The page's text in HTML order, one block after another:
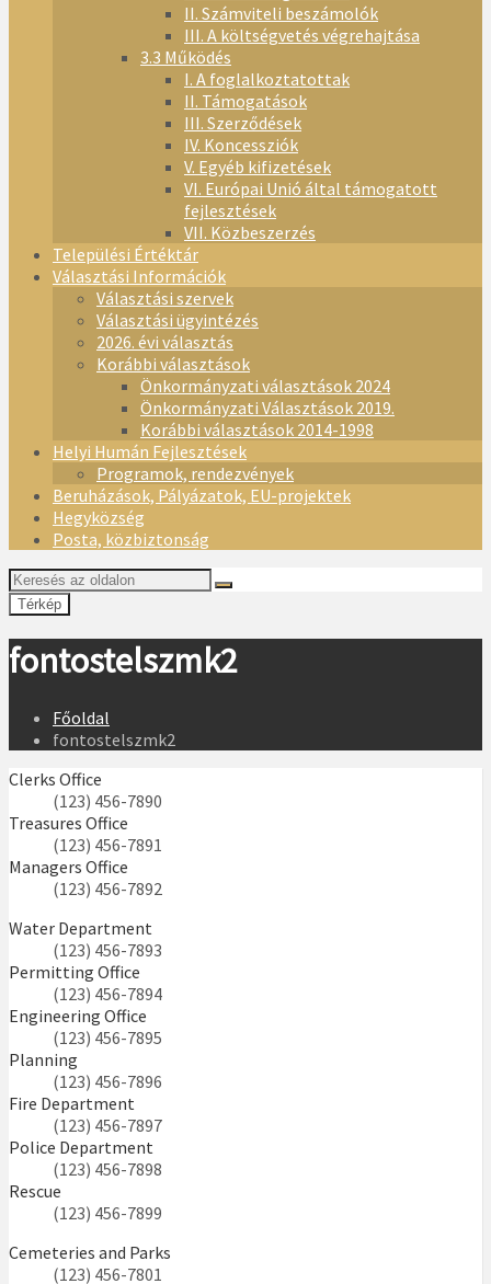
II. Számviteli beszámolók
III. A költségvetés végrehajtása
3.3 Működés
I. A foglalkoztatottak
II. Támogatások
III. Szerződések
IV. Koncessziók
V. Egyéb kifizetések
VI. Európai Unió által támogatott
fejlesztések
VII. Közbeszerzés
Települési Értéktár
Választási Információk
Választási szervek
Választási ügyintézés
2026. évi választás
Korábbi választások
Önkormányzati választások 2024
Önkormányzati Választások 2019.
Korábbi választások 2014-1998
Helyi Humán Fejlesztések
Programok, rendezvények
Beruházások, Pályázatok, EU-projektek
Hegyközség
Posta, közbiztonság
Térkép
fontostelszmk2
Főoldal
fontostelszmk2
Clerks Office
(123) 456-7890
Treasures Office
(123) 456-7891
Managers Office
(123) 456-7892
Water Department
(123) 456-7893
Permitting Office
(123) 456-7894
Engineering Office
(123) 456-7895
Planning
(123) 456-7896
Fire Department
(123) 456-7897
Police Department
(123) 456-7898
Rescue
(123) 456-7899
Cemeteries and Parks
(123) 456-7801